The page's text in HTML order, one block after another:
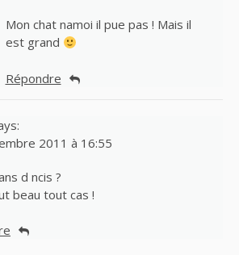
Mon chat namoi il pue pas ! Mais il
est grand
Répondre
2011 à 16:55
d ncis ?
beau tout cas !